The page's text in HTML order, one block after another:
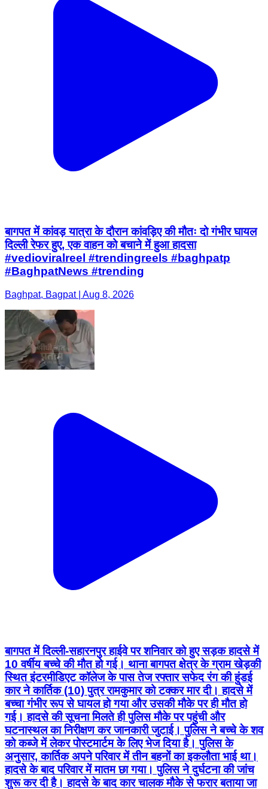
बागपत में कांवड़ यात्रा के दौरान कांवड़िए की मौतः दो गंभीर घायल
दिल्ली रेफर हुए, एक वाहन को बचाने में हुआ हादसा
#vedioviralreel #trendingreels #baghpatp
#BaghpatNews #trending
Baghpat, Bagpat | Aug 8, 2026
बागपत में दिल्ली-सहारनपुर हाईवे पर शनिवार को हुए सड़क हादसे में
10 वर्षीय बच्चे की मौत हो गई। थाना बागपत क्षेत्र के ग्राम खेड़की
स्थित इंटरमीडिएट कॉलेज के पास तेज रफ्तार सफेद रंग की हुंडई
कार ने कार्तिक (10) पुत्र रामकुमार को टक्कर मार दी। हादसे में
बच्चा गंभीर रूप से घायल हो गया और उसकी मौके पर ही मौत हो
गई। हादसे की सूचना मिलते ही पुलिस मौके पर पहुंची और
घटनास्थल का निरीक्षण कर जानकारी जुटाई। पुलिस ने बच्चे के शव
को कब्जे में लेकर पोस्टमार्टम के लिए भेज दिया है। पुलिस के
अनुसार, कार्तिक अपने परिवार में तीन बहनों का इकलौता भाई था।
हादसे के बाद परिवार में मातम छा गया। पुलिस ने दुर्घटना की जांच
शुरू कर दी है। हादसे के बाद कार चालक मौके से फरार बताया जा